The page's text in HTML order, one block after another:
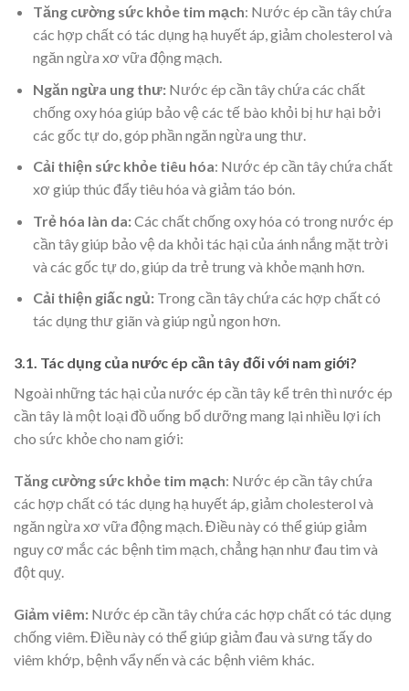
Tăng cường sức khỏe tim mạch: Nước ép cần tây chứa
các hợp chất có tác dụng hạ huyết áp, giảm cholesterol và
ngăn ngừa xơ vữa động mạch.
Ngăn ngừa ung thư:Nước ép cần tây chứa các chất
chống oxy hóa giúp bảo vệ các tế bào khỏi bị hư hại bởi
các gốc tự do, góp phần ngăn ngừa ung thư.
Cải thiện sức khỏe tiêu hóa: Nước ép cần tây chứa chất
xơ giúp thúc đẩy tiêu hóa và giảm táo bón.
Trẻ hóa làn da:Các chất chống oxy hóa có trong nước ép
cần tây giúp bảo vệ da khỏi tác hại của ánh nắng mặt trời
và các gốc tự do, giúp da trẻ trung và khỏe mạnh hơn.
Cải thiện giấc ngủ: Trong cần tây chứa các hợp chất có
tác dụng thư giãn và giúp ngủ ngon hơn.
3.1. Tác dụng của nước ép cần tây đối với nam giới?
Ngoài nhữngtác hại của nước ép cần tây kể trên thì nước ép
cần tây là một loại đồ uống bổ dưỡng mang lại nhiều lợi ích
cho sức khỏe cho nam giới:
Tăng cường sức khỏe tim mạch: Nước ép cần tây chứa
các hợp chất có tác dụng hạ huyết áp, giảm cholesterol và
ngăn ngừa xơ vữa động mạch. Điều này có thể giúp giảm
nguy cơ mắc các bệnh tim mạch, chẳng hạn như đau tim và
đột quỵ.
Giảm viêm: Nước ép cần tây chứa các hợp chất có tác dụng
chống viêm. Điều này có thể giúp giảm đau và sưng tấy do
viêm khớp, bệnh vẩy nến và các bệnh viêm khác.